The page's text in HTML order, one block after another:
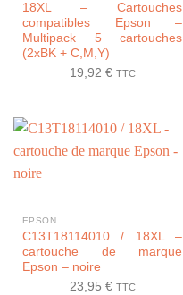
18XL – Cartouches
compatibles Epson –
Multipack 5 cartouches
(2xBK + C,M,Y)
19,92 € TTC
EPSON
C13T18114010 / 18XL –
cartouche de marque
Epson – noire
23,95 € TTC